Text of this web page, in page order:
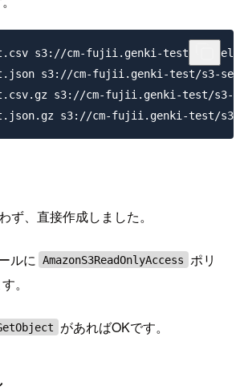
s3://cm-fujii.genki-test/s3-
s3://cm-fujii.genki-test/s3-
s3://cm-fujii.genki-test/s3-
ず、直接作成しました。
ルに AmazonS3ReadOnlyAccess ポリ
。
があればOKです。